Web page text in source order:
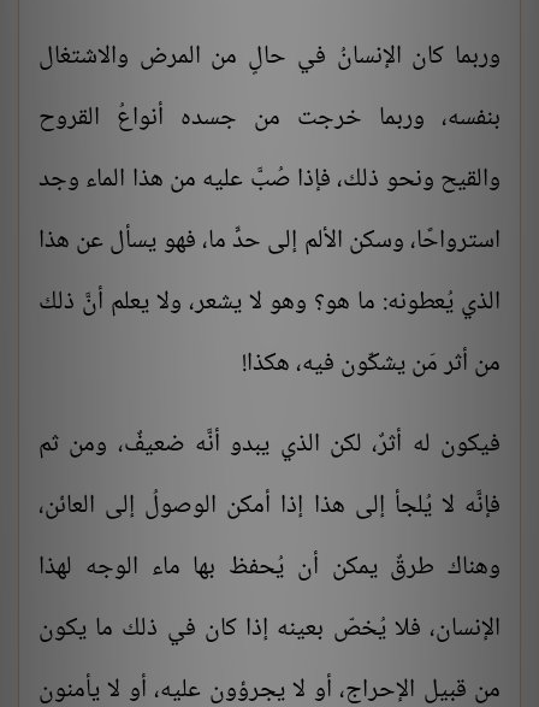
وربما كان الإنسانُ في حالٍ من المرض والاشتغال
بنفسه، وربما خرجت من جسده أنواعُ القروح
والقيح ونحو ذلك، فإذا صُبَّ عليه من هذا الماء وجد
استرواحًا، وسكن الألم إلى حدٍّ ما، فهو يسأل عن هذا
الذي يُعطونه: ما هو؟ وهو لا يشعر، ولا يعلم أنَّ ذلك
من أثر مَن يشكّون فيه، هكذا!
فيكون له أثرٌ، لكن الذي يبدو أنَّه ضعيفٌ، ومن ثم
فإنَّه لا يُلجأ إلى هذا إذا أمكن الوصولُ إلى العائن،
وهناك طرقٌ يمكن أن يُحفظ بها ماء الوجه لهذا
الإنسان، فلا يُخصّ بعينه إذا كان في ذلك ما يكون
من قبيل الإحراج، أو لا يجرؤون عليه، أو لا يأمنون